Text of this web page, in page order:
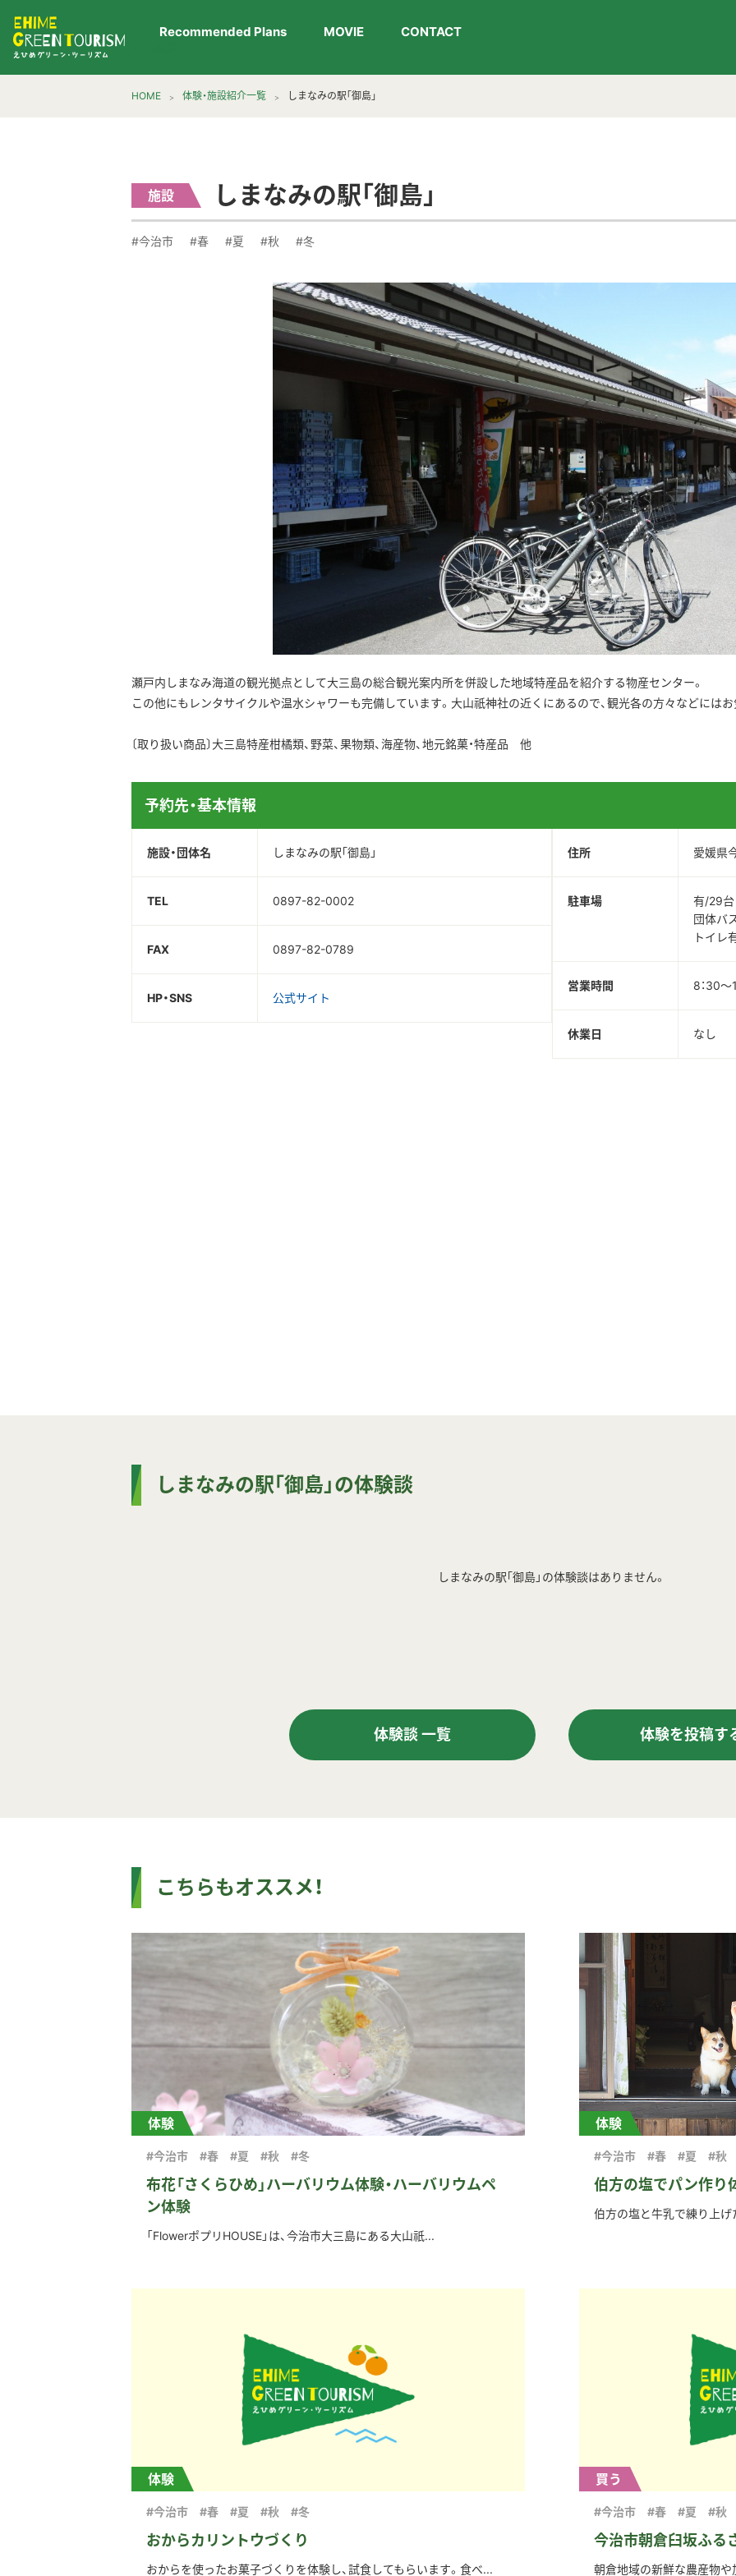
Recommended Plans MOVIE CONTACT
HOME 体験・施設紹介一覧 しまなみの駅｢御島」
施設 しまなみの駅｢御島」
#今治市 #春 #夏 #秋 #冬
瀬戸内しまなみ海道の観光拠点として大三島の総合観光案内所を併設した地域特産品を紹介する物産センター。
この他にもレンタサイクルや温水シャワーも完備しています。大山祇神社の近くにあるので、観光各の方々などには
〔取り扱い商品〕大三島特産柑橘類、野菜、果物類、海産物、地元銘菓・特産品 他
予約先・基本情報
施設・団体名 しまなみの駅｢御島」
TEL 0897-82-0002
FAX 0897-82-0789
HP・SNS 公式サイト
住所 愛媛県
駐車場
有/29台
団体バ
トイレ
営業時間 8：30～
休業日 なし
しまなみの駅｢御島」の体験談
しまなみの駅｢御島」の体験談はありません。
体験談 一覧 体験を投稿す
こちらもオススメ！
体験
布花「さくらひめ」ハーバリウム体験・ハーバリウムペ
ン体験
#今治市 #春 #夏 #秋 #冬
「FlowerポプリHOUSE」は、今治市大三島にある大山祇...
体験
伯方の塩でパン作り
#今治市 #春 #夏 #秋
伯方の塩と牛乳で練り上げ
体験
おからカリントウづくり
#今治市 #春 #夏 #秋 #冬
おからを使ったお菓子づくりを体験し、試食してもらいます。食べ...
買う
今治市朝倉臼坂ふる
#今治市 #春 #夏 #秋
朝倉地域の新鮮な農産物